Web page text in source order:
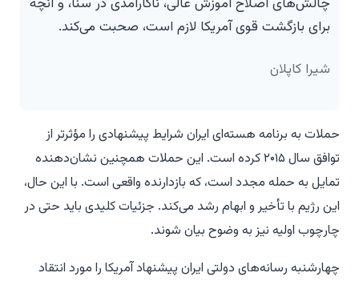
برای بازگشت قوی آمریکا لازم است، صحبت می‌کند.
شیرا کاپلان
حملات به برنامه هسته‌ای ایران شرایط پیشنهادی را مؤثرتر از
توافق سال ۲۰۱۵ کرده است. این حملات همچنین نشان‌دهنده
تمایل به حمله مجدد است، که بازدارنده واقعی است. با این حال،
این رژیم با تأخیر و ابهام رشد می‌کند. جزئیات کلیدی باید حتی در
چارچوب اولیه نیز به وضوح بیان شوند.
چهارشنبه رسانه‌های دولتی ایران پیشنهاد آمریکا را مورد انتقاد